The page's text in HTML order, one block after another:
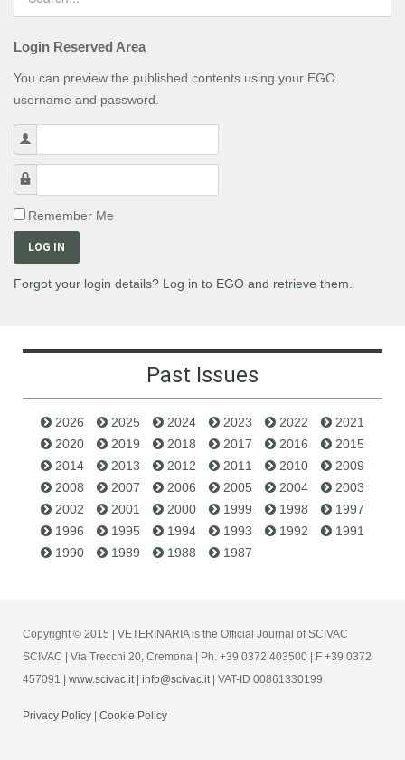
Login Reserved Area
You can preview the published contents using your EGO
username and password.
Remember Me
LOG IN
Forgot your login details? Log in to EGO and retrieve them.
Past Issues
2026 2025 2024 2023 2022
2021
2020
2019 2018 2017 2016
2015
2014
2013 2012 2011 2010
2009
2008
2007 2006 2005 2004
2003
2002
2001 2000 1999 1998
1997
1996
1995 1994 1993 1992
1991
1990
1989 1988 1987
Copyright © 2015 | VETERINARIA is the Official Journal of SCIVAC
SCIVAC | Via Trecchi 20, Cremona | Ph. +39 0372 403500 | F +39 0372
457091 | www.scivac.it | info@scivac.it | VAT-ID 00861330199
Privacy Policy | Cookie Policy